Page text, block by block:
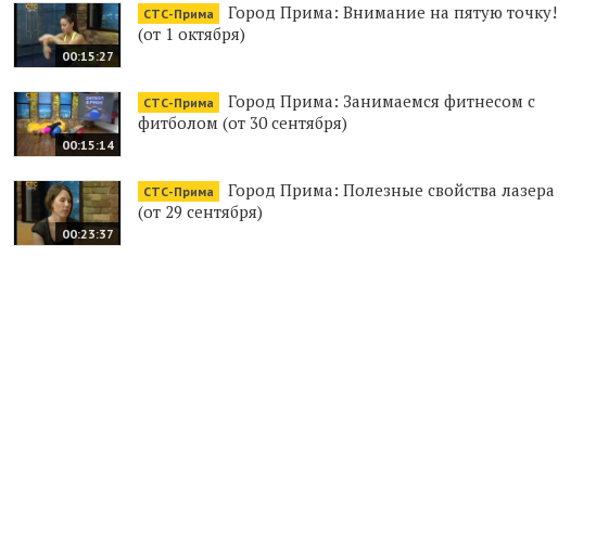
00:15:27
СТС-Прима
Город Прима: Внимание на пятую точку!
(от 1 октября)
00:15:14
СТС-Прима
Город Прима: Занимаемся фитнесом с
фитболом (от 30 сентября)
00:23:37
СТС-Прима
Город Прима: Полезные свойства лазера
(от 29 сентября)